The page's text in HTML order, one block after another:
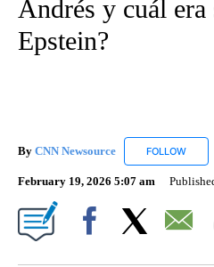
Andrés y cuál
Epstein?
By CNN Newsource FOLLOW
February 19, 2026 5:07 am